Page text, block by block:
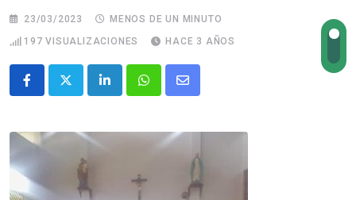
23/03/2023
MENOS DE UN MINUTO
197 VISUALIZACIONES HACE 3 AÑOS